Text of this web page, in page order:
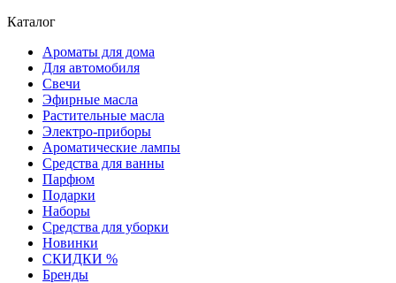
Каталог
Ароматы для дома
Для автомобиля
Свечи
Эфирные масла
Растительные масла
Электро-приборы
Ароматические лампы
Средства для ванны
Парфюм
Подарки
Наборы
Средства для уборки
Новинки
СКИДКИ %
Бренды